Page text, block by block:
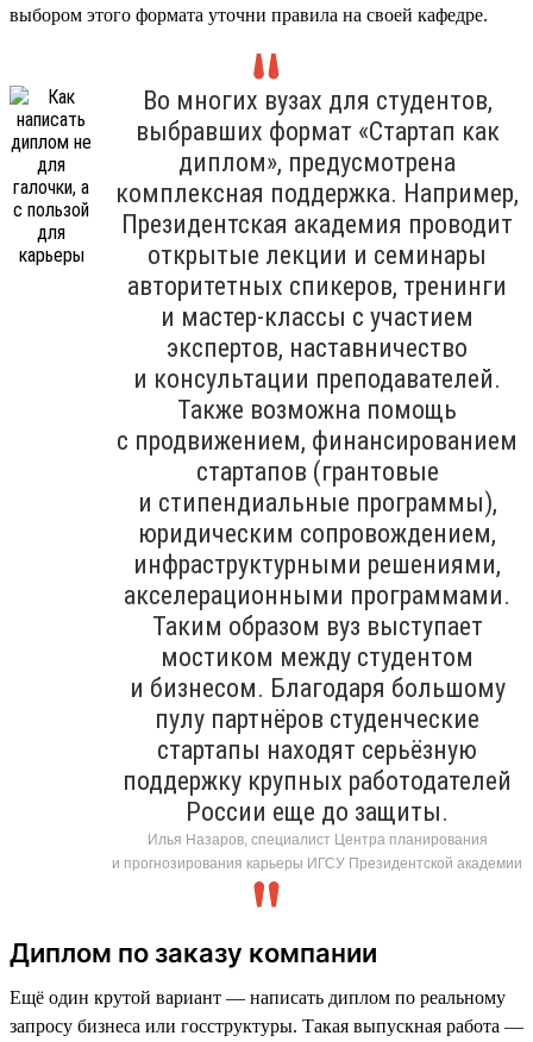
выбором этого формата уточни правила на своей кафедре.
Во многих вузах для студентов,
выбравших формат «Стартап как
диплом», предусмотрена
комплексная поддержка. Например,
Президентская академия проводит
открытые лекции и семинары
авторитетных спикеров, тренинги
и мастер-классы с участием
экспертов, наставничество
и консультации преподавателей.
Также возможна помощь
с продвижением, финансированием
стартапов (грантовые
и стипендиальные программы),
юридическим сопровождением,
инфраструктурными решениями,
акселерационными программами.
Таким образом вуз выступает
мостиком между студентом
и бизнесом. Благодаря большому
пулу партнёров студенческие
стартапы находят серьёзную
поддержку крупных работодателей
России еще до защиты.
Илья Назаров, специалист Центра планирования
и прогнозирования карьеры ИГСУ Президентской академии
Диплом по заказу компании
Ещё один крутой вариант — написать диплом по реальному
запросу бизнеса или госструктуры. Такая выпускная работа —